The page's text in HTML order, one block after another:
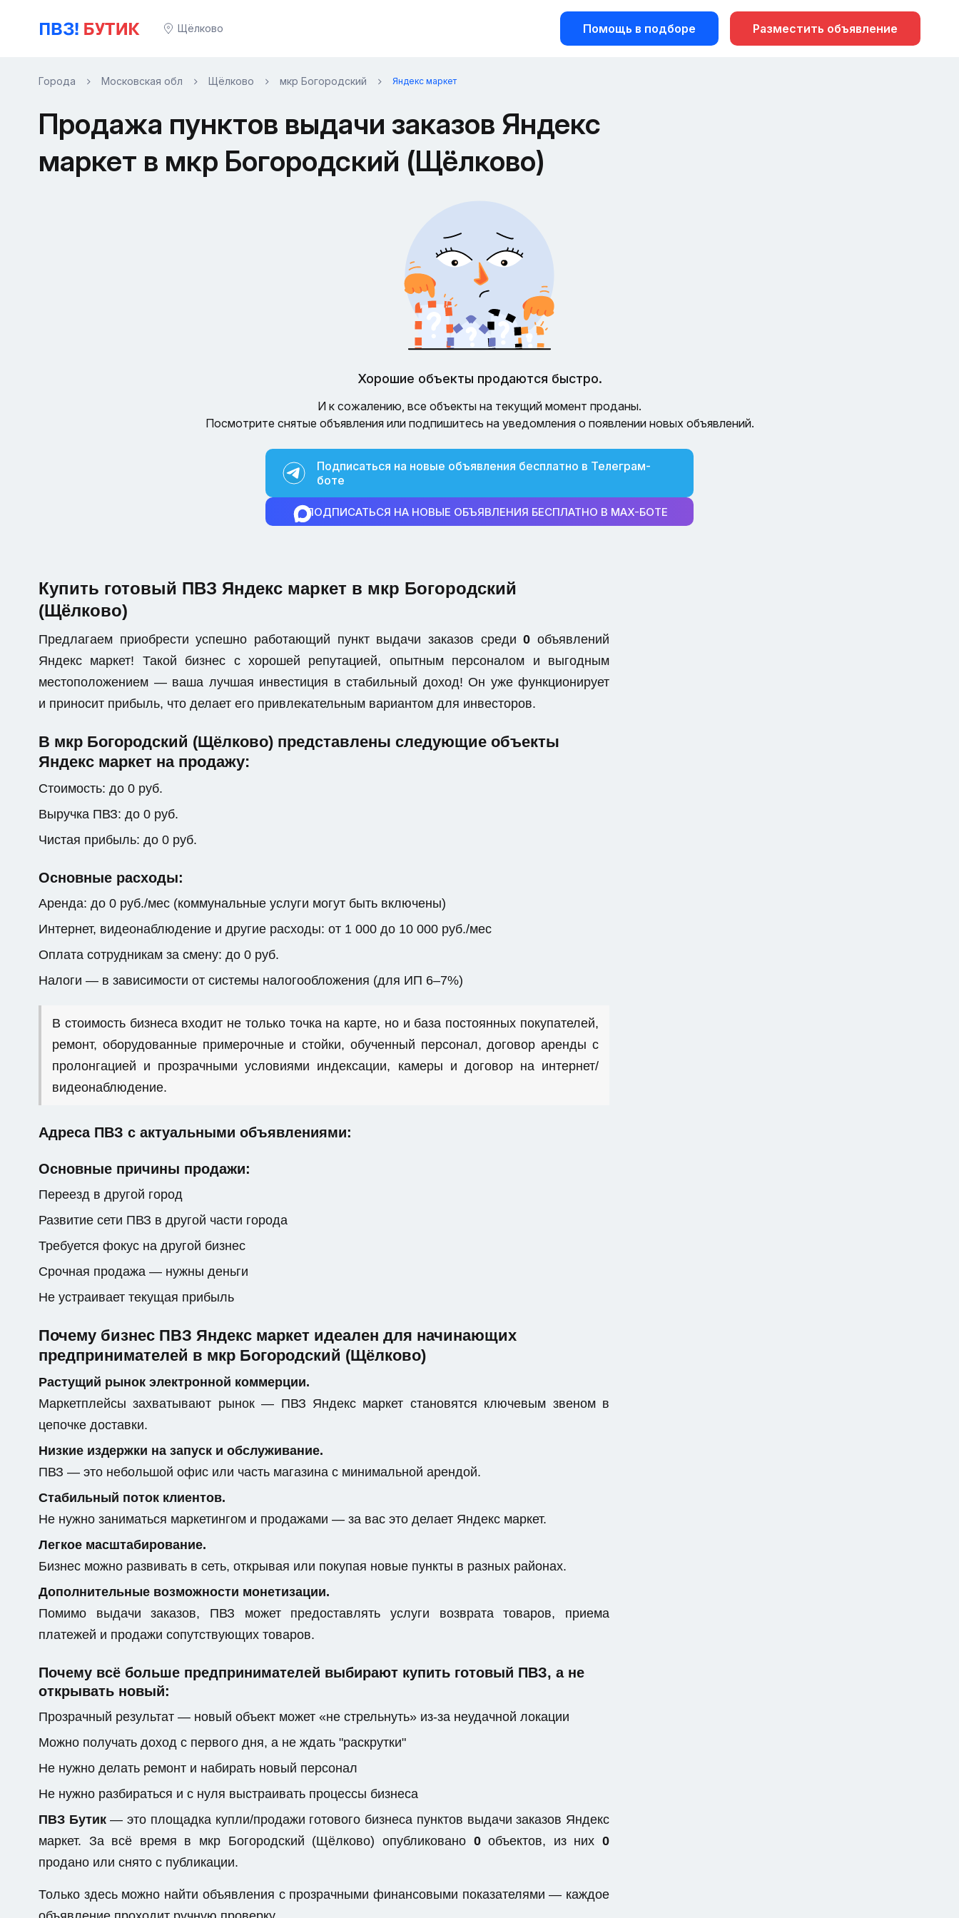
Щёлково Помощь в подборе Разместить объявление
Города Московская обл Щёлково мкр Богородский Яндекс маркет
Продажа пунктов выдачи заказов Яндекс
маркет в мкр Богородский (Щёлково)
Хорошие объекты продаются быстро.
И к сожалению, все объекты на текущий момент проданы.
Посмотрите снятые объявления или подпишитесь на уведомления о появлении новых объявлений.
Подписаться на новые объявления бесплатно в Телеграм-
боте
ПОДПИСАТЬСЯ НА НОВЫЕ ОБЪЯВЛЕНИЯ БЕСПЛАТНО В MAX-БОТЕ
Купить готовый ПВЗ Яндекс маркет в мкр Богородский
(Щёлково)
Предлагаем приобрести успешно работающий пункт выдачи заказов среди0 объявлений
Яндекс маркет! Такой бизнес с хорошей репутацией, опытным персоналом и выгодным
местоположением — ваша лучшая инвестиция в стабильный доход! Он уже функционирует
и приносит прибыль, что делает его привлекательным вариантом для инвесторов.
В мкр Богородский (Щёлково) представлены следующие объекты
Яндекс маркет на продажу:
Стоимость: до 0 руб.
Выручка ПВЗ: до 0 руб.
Чистая прибыль: до 0 руб.
Основные расходы:
Аренда: до 0 руб./мес (коммунальные услуги могут быть включены)
Интернет, видеонаблюдение и другие расходы: от 1 000 до 10 000 руб./мес
Оплата сотрудникам за смену: до 0 руб.
Налоги — в зависимости от системы налогообложения (для ИП 6–7%)
В стоимость бизнеса входит не только точка на карте, но и база постоянных покупателей,
ремонт, оборудованные примерочные и стойки, обученный персонал, договор аренды с
пролонгацией и прозрачными условиями индексации, камеры и договор на интернет/
видеонаблюдение.
Адреса ПВЗ с актуальными объявлениями:
Основные причины продажи:
Переезд в другой город
Развитие сети ПВЗ в другой части города
Требуется фокус на другой бизнес
Срочная продажа — нужны деньги
Не устраивает текущая прибыль
Почему бизнес ПВЗ Яндекс маркет идеален для начинающих
предпринимателей в мкр Богородский (Щёлково)
Растущий рынок электронной коммерции.
Маркетплейсы захватывают рынок — ПВЗ Яндекс маркет становятся ключевым звеном в
цепочке доставки.
Низкие издержки на запуск и обслуживание.
ПВЗ — это небольшой офис или часть магазина с минимальной арендой.
Стабильный поток клиентов.
Не нужно заниматься маркетингом и продажами — за вас это делает Яндекс маркет.
Легкое масштабирование.
Бизнес можно развивать в сеть, открывая или покупая новые пункты в разных районах.
Дополнительные возможности монетизации.
Помимо выдачи заказов, ПВЗ может предоставлять услуги возврата товаров, приема
платежей и продажи сопутствующих товаров.
Почему всё больше предпринимателей выбирают купить готовый ПВЗ, а не
открывать новый:
Прозрачный результат — новый объект может «не стрельнуть» из-за неудачной локации
Можно получать доход с первого дня, а не ждать "раскрутки"
Не нужно делать ремонт и набирать новый персонал
Не нужно разбираться и с нуля выстраивать процессы бизнеса
ПВЗ Бутик— это площадка купли/продажи готового бизнеса пунктов выдачи заказов Яндекс
маркет. За всё время в мкр Богородский (Щёлково) опубликовано 0объектов, из них0
продано или снято с публикации.
Только здесь можно найти объявления с прозрачными финансовыми показателями — каждое